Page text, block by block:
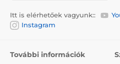
Itt is elérhetőek vagyunk::
Instagram
További információk